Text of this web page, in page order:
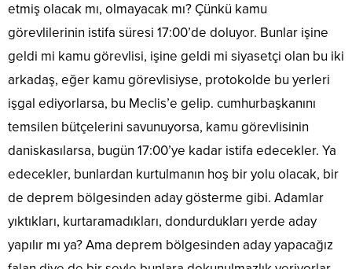
etmiş olacak mı, olmayacak mı? Çünkü kamu
görevlilerinin istifa süresi 17:00’de doluyor. Bunlar işine
geldi mi kamu görevlisi, işine geldi mi siyasetçi olan bu iki
arkadaş, eğer kamu görevlisiyse, protokolde bu yerleri
işgal ediyorlarsa, bu Meclis’e gelip. cumhurbaşkanını
temsilen bütçelerini savunuyorsa, kamu görevlisinin
daniskasılarsa, bugün 17:00’ye kadar istifa edecekler. Ya
edecekler, bunlardan kurtulmanın hoş bir yolu olacak, bir
de deprem bölgesinden aday gösterme gibi. Adamlar
yıktıkları, kurtaramadıkları, dondurdukları yerde aday
yapılır mı ya? Ama deprem bölgesinden aday yapacağız